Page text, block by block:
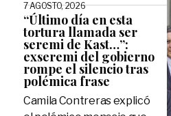
7 AGOSTO, 2026
“Último día en esta
tortura llamada ser
seremi de Kast…”:
exseremi del gobierno
rompe el silencio tras
polémica frase
Camila Contreras explicó